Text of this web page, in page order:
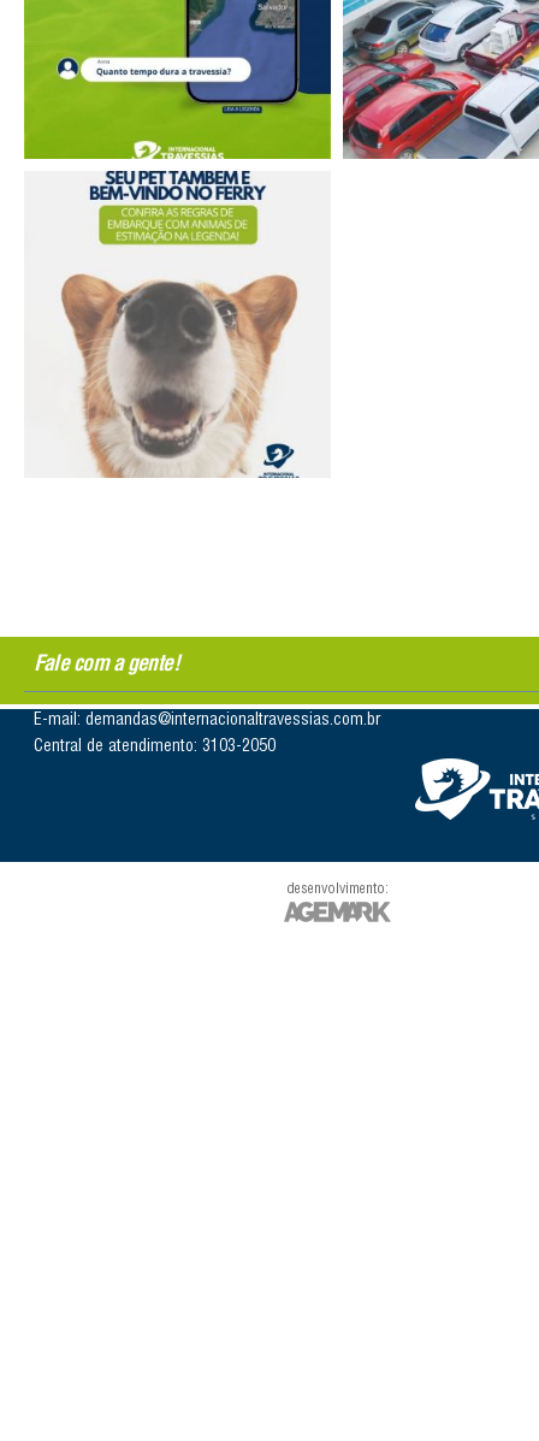
Fale com a gente!
E-mail: demandas@internacionaltravessias.com.br
Central de atendimento: 3103-2050
desenvolvimento: